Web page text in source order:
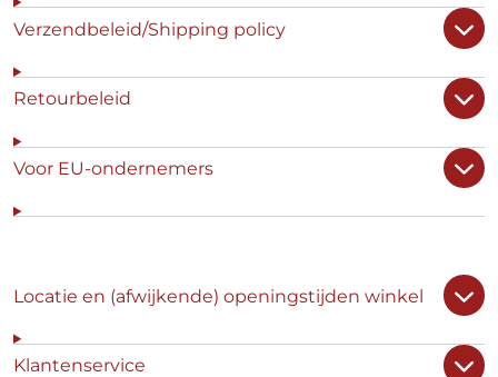
Verzendbeleid/Shipping policy
Retourbeleid
Voor EU-ondernemers
Locatie en (afwijkende) openingstijden winkel
Klantenservice